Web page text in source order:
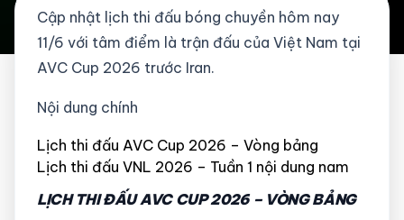
Cập nhật lịch thi đấu bóng chuyền hôm nay
11/6 với tâm điểm là trận đấu của Việt Nam tại
AVC Cup 2026 trước Iran.
Nội dung chính
Lịch thi đấu AVC Cup 2026 – Vòng bảng
Lịch thi đấu VNL 2026 – Tuần 1 nội dung nam
LỊCH THI ĐẤU AVC CUP 2026 – VÒNG BẢNG